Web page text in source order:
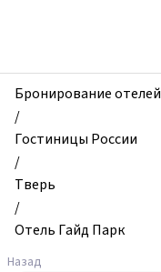
Отель
Гайд
Парк,
Тверь,
Россия
Бронирование отелей
/
Гостиницы России
/
Тверь
/
Отель Гайд Парк
Назад